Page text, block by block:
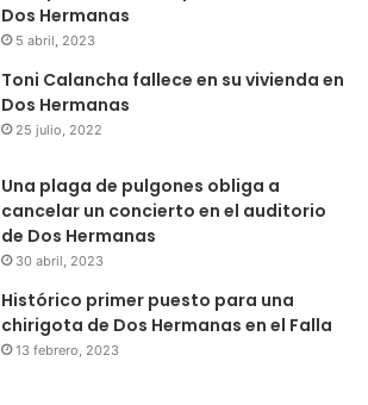
Dos Hermanas
5 abril, 2023
Toni Calancha fallece en su vivienda en
Dos Hermanas
25 julio, 2022
Una plaga de pulgones obliga a
cancelar un concierto en el auditorio
de Dos Hermanas
30 abril, 2023
Histórico primer puesto para una
chirigota de Dos Hermanas en el Falla
13 febrero, 2023